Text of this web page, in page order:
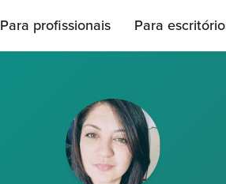
Para profissionais Para